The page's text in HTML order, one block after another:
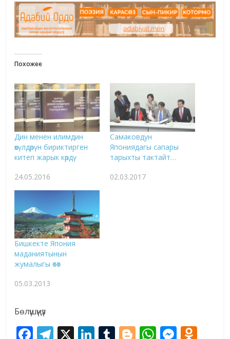
Похожее
Дин менен илимдин
өкүлдөрүн бириктирген
китеп жарык көрдү
24.05.2016
Самаковдун
Япониядагы сапары
тарыхты тактайт…
02.03.2017
Бишкекте Япония
маданиятынын
жумалыгы өтөт
05.03.2013
Бөлүшүңүз
F T X Li T Bl W M